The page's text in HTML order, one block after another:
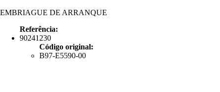
EMBRIAGUE DE ARRANQUE
Referência:
90241230
Código original:
B97-E5590-00